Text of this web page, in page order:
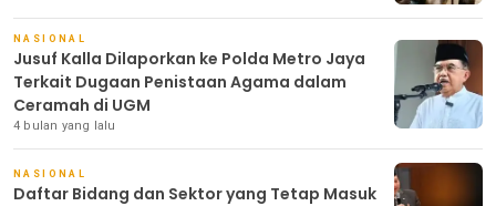
NASIONAL
Jusuf Kalla Dilaporkan ke Polda Metro Jaya
Terkait Dugaan Penistaan Agama dalam
Ceramah di UGM
4 bulan yang lalu
NASIONAL
Daftar Bidang dan Sektor yang Tetap Masuk